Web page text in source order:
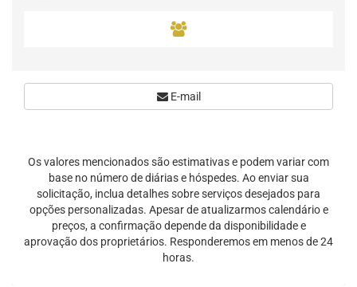
E-mail
Os valores mencionados são estimativas e podem variar com
base no número de diárias e hóspedes. Ao enviar sua
solicitação, inclua detalhes sobre serviços desejados para
opções personalizadas. Apesar de atualizarmos calendário e
preços, a confirmação depende da disponibilidade e
aprovação dos proprietários. Responderemos em menos de 24
horas.